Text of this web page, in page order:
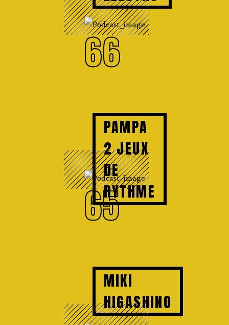
66
65
PAMPA
2 JEUX
DE
RYTHME
MIKI
HIGASHINO